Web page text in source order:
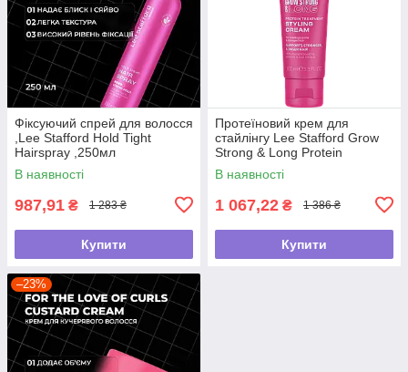
Фіксуючий спрей для волосся
,Lee Stafford Hold Tight
Hairspray ,250мл
В наявності
987,91 ₴ 1 283 ₴
Купити
Протеїновий крем для
стайлінгу Lee Stafford Grow
Strong & Long Protein
Treatment Styling
Cream,100мл
В наявності
1 067,22 ₴ 1 386 ₴
Купити
–23%